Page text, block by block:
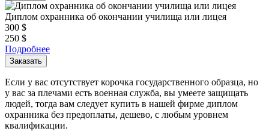
Диплом охранника об окончании училища или лицея
300 $
250 $
Подробнее
Заказать
Если у вас отсутствует корочка государственного образца, но
у вас за плечами есть военная служба, вы умеете защищать
людей, тогда вам следует купить в нашей фирме диплом
охранника без предоплаты, дешево, с любым уровнем
квалификации.